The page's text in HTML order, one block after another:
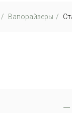
Вапорайзеры